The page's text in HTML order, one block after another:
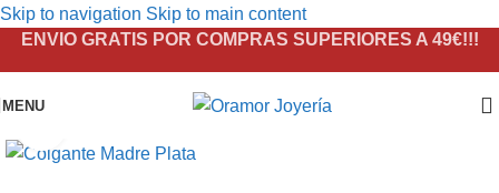
Skip to navigation Skip to main content
ENVIO GRATIS POR COMPRAS SUPERIORES A 49€!!!
MENU